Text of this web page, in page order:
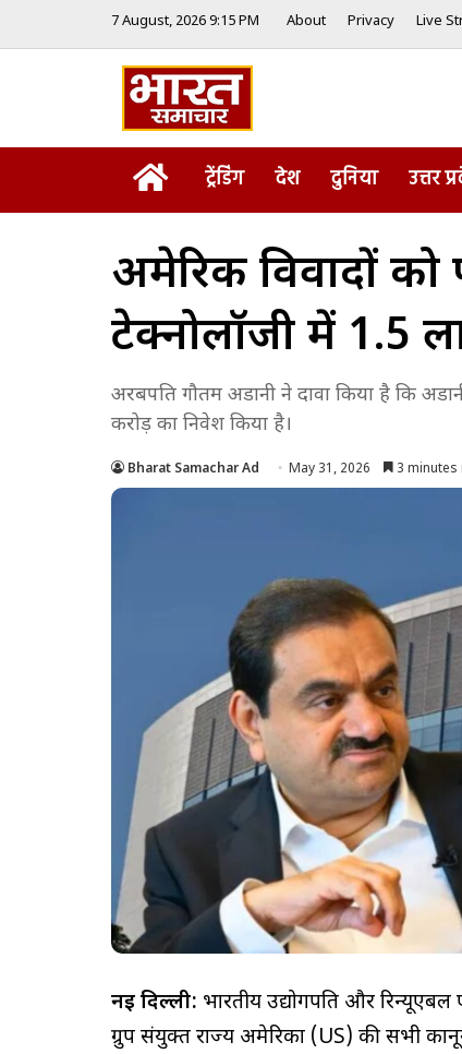
7 August, 2026 9:15 PM About Privacy Live
Homeट्रेंडिंग देश दुनिया उत्तर
अमेरिकी विवादों
टेक्नोलॉजी में ₹1.5
अरबपति गौतम अडानी ने दावा किया है कि
करोड़ का निवेश किया है।
Bharat Samachar Ad May 31, 2026 3 minutes
नई दिल्ली: भारतीय उद्योगपति और
ग्रुप संयुक्त राज्य अमेरिका (US) की सभी